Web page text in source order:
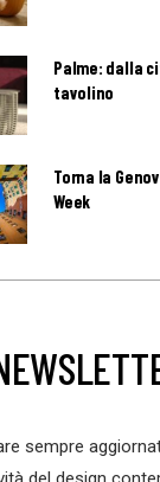
Palme: dalla
tavolino
Torna la
Week
sempre